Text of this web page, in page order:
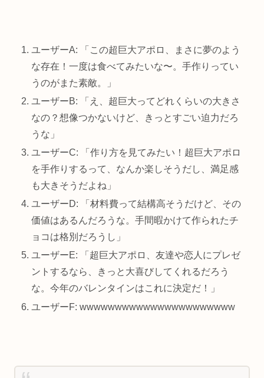
ユーザーA: 「この超巨大アポロ、まさに夢のよう
な存在！一度は食べてみたいな〜。手作りってい
うのがまた素敵。」
ユーザーB: 「え、超巨大ってどれくらいの大きさ
なの？想像つかないけど、きっとすごい迫力だろ
うな」
ユーザーC: 「作り方を見てみたい！超巨大アポロ
を手作りするって、なんか楽しそうだし、満足感
も大きそうだよね」
ユーザーD: 「材料費って結構高そうだけど、その
価値はあるんだろうな。手間暇かけて作られたチ
ョコは格別だろうし」
ユーザーE: 「超巨大アポロ、友達や恋人にプレゼ
ントするなら、きっと大喜びしてくれるだろう
な。今年のバレンタインはこれに決定だ！」
ユーザーF: wwwwwwwwwwwwwwwwwwwwww